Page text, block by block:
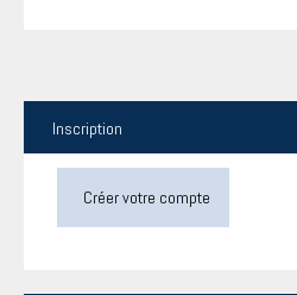
Inscription
Créer votre compte